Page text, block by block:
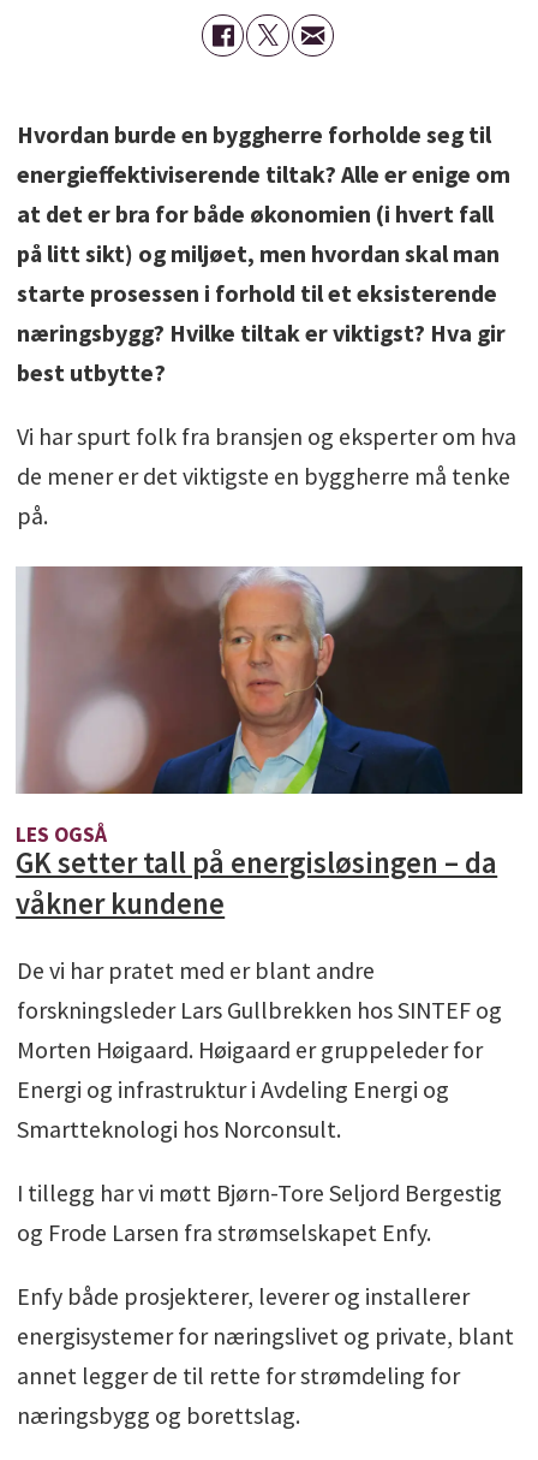
Hvordan burde en byggherre forholde seg til
energieffektiviserende tiltak? Alle er enige om
at det er bra for både økonomien (i hvert fall
på litt sikt) og miljøet, men hvordan skal man
starte prosessen i forhold til et eksisterende
næringsbygg? Hvilke tiltak er viktigst? Hva gir
best utbytte?
Vi har spurt folk fra bransjen og eksperter om hva
de mener er det viktigste en byggherre må tenke
på.
LES OGSÅ
GK setter tall på energisløsingen – da
våkner kundene
De vi har pratet med er blant andre
forskningsleder Lars Gullbrekken hos SINTEF og
Morten Høigaard. Høigaard er gruppeleder for
Energi og infrastruktur i Avdeling Energi og
Smartteknologi hos Norconsult.
I tillegg har vi møtt Bjørn-Tore Seljord Bergestig
og Frode Larsen fra strømselskapet Enfy.
Enfy både prosjekterer, leverer og installerer
energisystemer for næringslivet og private, blant
annet legger de til rette for strømdeling for
næringsbygg og borettslag.